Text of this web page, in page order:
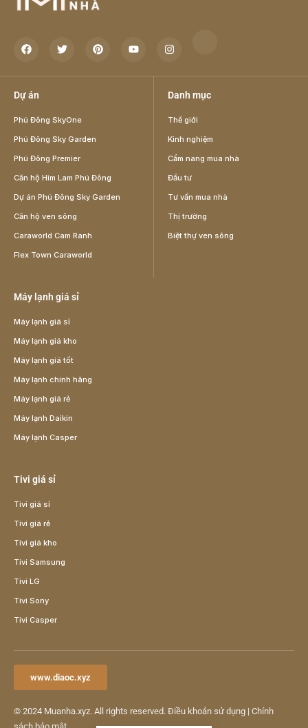
Dự án
Phú Đông SkyOne
Phú Đông Sky Garden
Phú Đông Premier
Căn hộ Him Lam Phú Đông
Dự án Phú Đông Sky Garden
Căn hộ ven sông
Caraworld Cam Ranh
Flex Town Caraworld
Danh mục
Thế giới
Kinh nghiệm
Cẩm nang mua nhà
Đầu tư
Tư vấn mua nhà
Thị trường
Biệt thự ven sông
Máy lạnh giá sỉ
Máy lạnh giá sỉ
Máy lạnh giá kho
Máy lạnh giá tốt
Máy lạnh chính hãng
Máy lạnh giá rẻ
Máy lạnh Daikin
Máy lạnh Casper
Tivi giá sỉ
Tivi giá sỉ
Tivi giá rẻ
Tivi giá kho
Tivi Samsung
Tivi LG
Tivi Sony
Tivi Casper
www.diaoc.xyz
© 2024 Muanha.xyz. All rights reserved. Điều khoản sử dụng | Chính